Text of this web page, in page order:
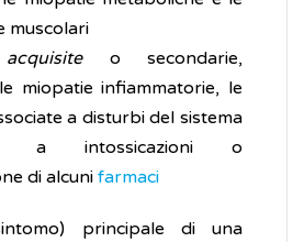
muscolari
o secondarie,
miopatie infiammatorie, le
a disturbi del sistema
a intossicazioni o
di alcuni farmaci
principale di una